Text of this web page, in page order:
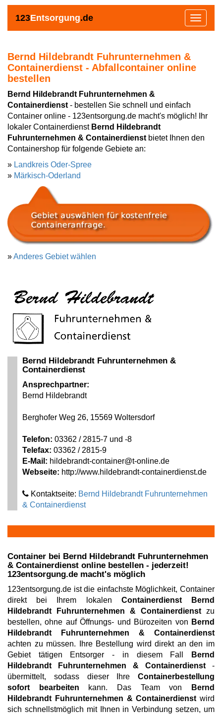
123Entsorgung.de
Toggle
Bernd Hildebrandt Fuhrunternehmen &
Containerdienst - Abfallcontainer online
bestellen
Bernd Hildebrandt Fuhrunternehmen &
Containerdienst - bestellen Sie schnell und einfach
Container online - 123entsorgung.de macht's möglich! Ihr
lokaler Containerdienst Bernd Hildebrandt
Fuhrunternehmen & Containerdienst bietet Ihnen den
Containershop für folgende Gebiete an:
» Landkreis Oder-Spree
» Märkisch-Oderland
»Anderes Gebiet wählen
Bernd Hildebrandt Fuhrunternehmen &
Containerdienst
Ansprechpartner:
Bernd Hildebrandt
Berghofer Weg 26, 15569 Woltersdorf
Telefon: 03362 / 2815-7 und -8
Telefax: 03362 / 2815-9
E-Mail: hildebrandt-container@t-online.de
Webseite: http://www.hildebrandt-containerdienst.de
Kontaktseite: Bernd Hildebrandt Fuhrunternehmen
& Containerdienst
Container bei Bernd Hildebrandt Fuhrunternehmen
& Containerdienst online bestellen - jederzeit!
123entsorgung.de macht's möglich
123entsorgung.de ist die einfachste Möglichkeit, Container
direkt bei Ihrem lokalen Containerdienst Bernd
Hildebrandt Fuhrunternehmen & Containerdienst zu
bestellen, ohne auf Öffnungs- und Bürozeiten von Bernd
Hildebrandt Fuhrunternehmen & Containerdienst
achten zu müssen. Ihre Bestellung wird direkt an den im
Gebiet tätigen Entsorger - in diesem Fall
Bernd
Hildebrandt Fuhrunternehmen & Containerdienst -
übermittelt, sodass dieser Ihre Containerbestellung
sofort bearbeiten kann. Das Team von
Bernd
Hildebrandt Fuhrunternehmen & Containerdienst wird
sich schnellstmöglich mit Ihnen in Verbindung setzen, um